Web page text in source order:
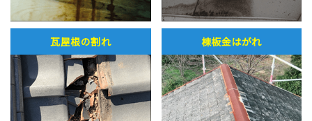
瓦屋根の割れ 棟板金はがれ